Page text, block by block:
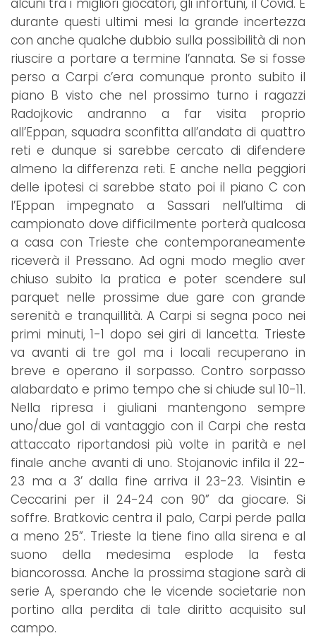
alcuni tra i migliori giocatori, gli infortuni, il Covid. E
durante questi ultimi mesi la grande incertezza
con anche qualche dubbio sulla possibilità di non
riuscire a portare a termine l’annata. Se si fosse
perso a Carpi c’era comunque pronto subito il
piano B visto che nel prossimo turno i ragazzi
Radojkovic andranno a far visita proprio
all’Eppan, squadra sconfitta all’andata di quattro
reti e dunque si sarebbe cercato di difendere
almeno la differenza reti. E anche nella peggiori
delle ipotesi ci sarebbe stato poi il piano C con
l’Eppan impegnato a Sassari nell’ultima di
campionato dove difficilmente porterà qualcosa
a casa con Trieste che contemporaneamente
riceverà il Pressano. Ad ogni modo meglio aver
chiuso subito la pratica e poter scendere sul
parquet nelle prossime due gare con grande
serenità e tranquillità. A Carpi si segna poco nei
primi minuti, 1-1 dopo sei giri di lancetta. Trieste
va avanti di tre gol ma i locali recuperano in
breve e operano il sorpasso. Contro sorpasso
alabardato e primo tempo che si chiude sul 10-11.
Nella ripresa i giuliani mantengono sempre
uno/due gol di vantaggio con il Carpi che resta
attaccato riportandosi più volte in parità e nel
finale anche avanti di uno. Stojanovic infila il 22-
23 ma a 3’ dalla fine arriva il 23-23. Visintin e
Ceccarini per il 24-24 con 90” da giocare. Si
soffre. Bratkovic centra il palo, Carpi perde palla
a meno 25”. Trieste la tiene fino alla sirena e al
suono della medesima esplode la festa
biancorossa. Anche la prossima stagione sarà di
serie A, sperando che le vicende societarie non
portino alla perdita di tale diritto acquisito sul
campo.